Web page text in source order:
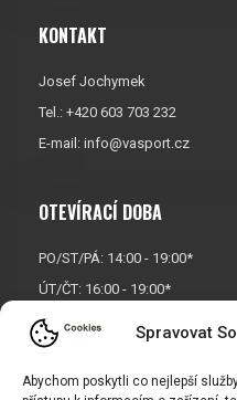
Spravovat
Abychom poskytli co nejlepší
KONTAKT
Josef Jochymek
Tel.: +420 603 703 232
E-mail: info@vasport.cz
OTEVÍRACÍ DOBA
PO/ST/PÁ: 14:00 - 19:00*
ÚT/ČT: 16:00 - 19:00*
Sobota: 9:00 - 17:00*
Neděle:
* Říjen, listopad a prosinec